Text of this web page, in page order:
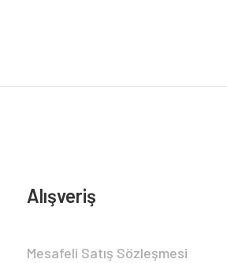
Alışveriş
Mesafeli Satış Sözleşmesi